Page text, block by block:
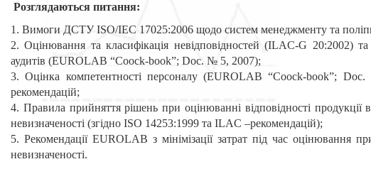
Розглядаються питання:
1. Вимоги ДСТУ ISO/IEC 17025:2006 щодо систем менеджменту та
2. Оцінювання та класифікація невідповідностей (ILAC-G 20:2002)
аудитів (EUROLAB “Coock-book”; Doc. № 5, 2007);
3. Оцінка компетентності персоналу (EUROLAB “Coock-book”;
рекомендацій;
4. Правила прийняття рішень при оцінюванні відповідності
невизначеності (згідно ISO 14253:1999 та ILAC –рекомендацій);
5. Рекомендації EUROLAB з мінімізації затрат під час оцінювання
невизначеності.